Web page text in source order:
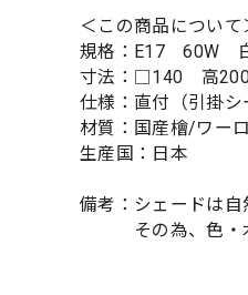
＜この商品について
規格：E17 60W
寸法：□140 高
仕様：直付（引掛シ
材質：国産檜/ワー
生産国：日本
備考：シェードは自
その為、色・木